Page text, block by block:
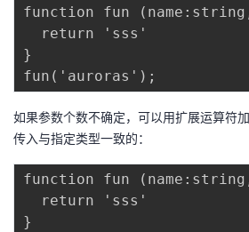
function fun
  return 'sss'
}
如果参数个数不确定，可以用扩展运算符
传入与指定类型一致的：
function fun
  return 'sss'
}